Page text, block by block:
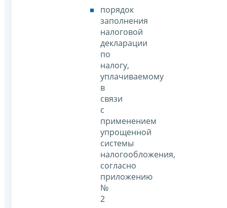
порядок
заполнения
налоговой
декларации
по
налогу,
уплачиваемому
в
связи
с
применением
упрощенной
системы
налогообложения,
согласно
приложению
№
2